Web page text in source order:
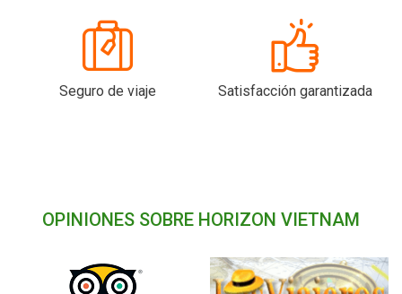
Seguro de viaje Satisfacción garantizada
OPINIONES SOBRE HORIZON VIETNAM